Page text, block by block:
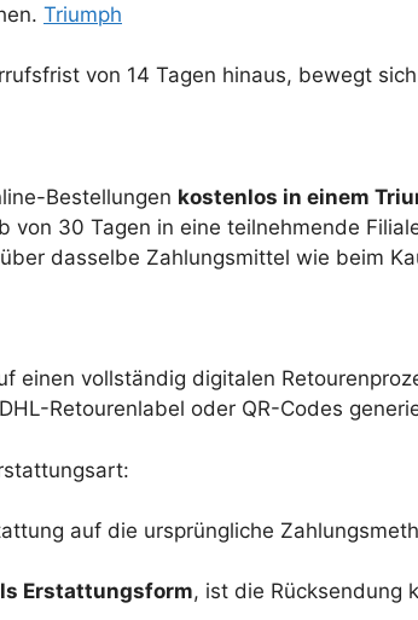
Triumph
von 14 Tagen hinaus, bewegt
Bestellungen kostenlos in einem
von 30 Tagen in eine teilnehmende
dasselbe Zahlungsmittel wie beim
einen vollständig digitalen
Retourenlabel oder QR-Codes
auf die ursprüngliche
Erstattungsform, ist die Rücksendung